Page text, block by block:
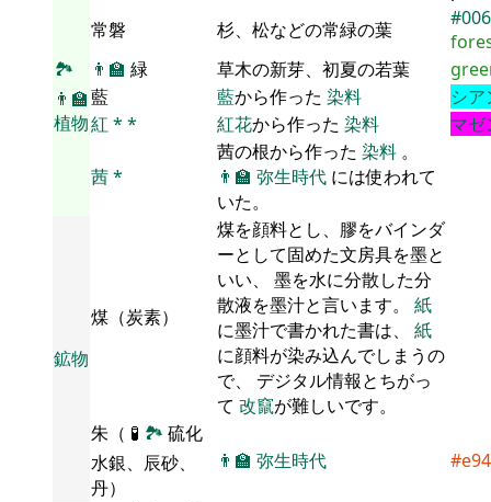
🏞
👨‍🏫
植物
常磐
杉、松などの常緑の葉
👨‍🏫 緑 草木の新芽、初夏の若葉
藍
藍から作った 染料
シア
紅 * * 紅花から作った 染料 マゼ
茜*
茜の根から作った 染料 。
👨‍🏫 弥生時代 には使われて
いた。
鉱物
煤（炭素）
煤を顔料とし、膠をバインダ
ーとして固めた文房具を墨と
いい、 墨を水に分散した分
散液を墨汁と言います。 紙
に墨汁で書かれた書は、 紙
に顔料が染み込んでしまうの
で、 デジタル情報とちがっ
て 改竄が難しいです。
朱（ 🧪 🏞 硫化
水銀、辰砂、
丹）
👨‍🏫 弥生時代